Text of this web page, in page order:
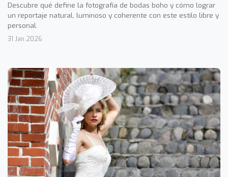
Descubre qué define la fotografía de bodas boho y cómo lograr
un reportaje natural, luminoso y coherente con este estilo libre y
personal.
31 Jan 2026